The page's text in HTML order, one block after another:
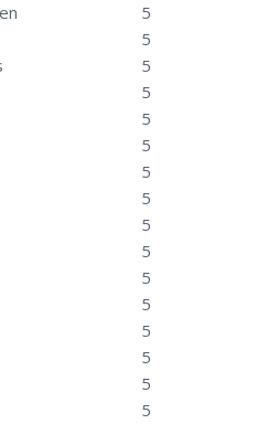
5
5
5
5
5
5
5
5
5
5
5
5
5
5
5
5